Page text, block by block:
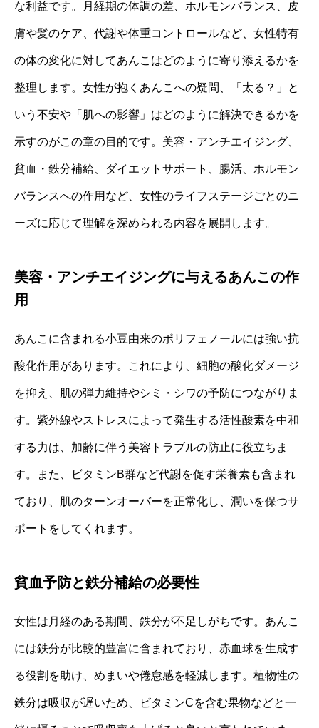
な利益です。月経期の体調の差、ホルモンバランス、皮
膚や髪のケア、代謝や体重コントロールなど、女性特有
の体の変化に対してあんこはどのように寄り添えるかを
整理します。女性が抱くあんこへの疑問、「太る？」と
いう不安や「肌への影響」はどのように解決できるかを
示すのがこの章の目的です。美容・アンチエイジング、
貧血・鉄分補給、ダイエットサポート、腸活、ホルモン
バランスへの作用など、女性のライフステージごとのニ
ーズに応じて理解を深められる内容を展開します。
美容・アンチエイジングに与えるあんこの作
用
あんこに含まれる小豆由来のポリフェノールには強い抗
酸化作用があります。これにより、細胞の酸化ダメージ
を抑え、肌の弾力維持やシミ・シワの予防につながりま
す。紫外線やストレスによって発生する活性酸素を中和
する力は、加齢に伴う美容トラブルの防止に役立ちま
す。また、ビタミンB群など代謝を促す栄養素も含まれ
ており、肌のターンオーバーを正常化し、潤いを保つサ
ポートをしてくれます。
貧血予防と鉄分補給の必要性
女性は月経のある期間、鉄分が不足しがちです。あんこ
には鉄分が比較的豊富に含まれており、赤血球を生成す
る役割を助け、めまいや倦怠感を軽減します。植物性の
鉄分は吸収が遅いため、ビタミンCを含む果物などと一